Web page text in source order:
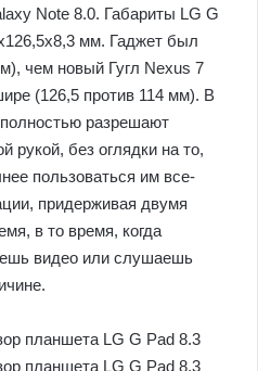
Note 8.0. Габариты LG G
мм. Гаджет был
чем новый Гугл Nexus 7
(126,5 против 114 мм). В
разрешают
рукой, без оглядки на то,
пользоваться им все-
придерживая двумя
в то время, когда
видео или слушаешь